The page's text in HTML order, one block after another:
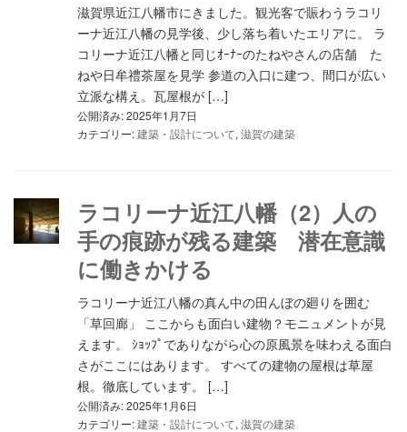
滋賀県近江八幡市にきました。観光客で賑わうラコリ
ーナ近江八幡の見学後、少し落ち着いたエリアに。 ラ
コリーナ近江八幡と同じｵｰﾅｰのたねやさんの店舗 た
ねや日牟禮茶屋を見学 参道の入口に建つ、間口が広い
立派な構え。瓦屋根が […]
公開済み: 2025年1月7日
カテゴリー:建築・設計について, 滋賀の建築
ラコリーナ近江八幡（2）人の
手の痕跡が残る建築 潜在意識
に働きかける
ラコリーナ近江八幡の真ん中の田んぼの廻りを囲む
「草回廊」 ここからも面白い建物？モニュメントが見
えます。 ｼｮｯﾌﾟでありながら心の原風景を味わえる面白
さがここにはあります。 すべての建物の屋根は草屋
根。徹底しています。 […]
公開済み: 2025年1月6日
カテゴリー:建築・設計について, 滋賀の建築